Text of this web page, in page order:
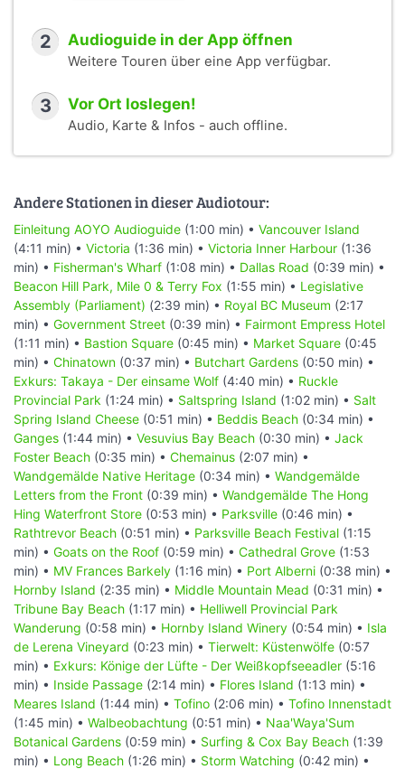
2 Audioguide in der App öffnen
Weitere Touren über eine App verfügbar.
3 Vor Ort loslegen!
Audio, Karte & Infos - auch offline.
Andere Stationen in dieser Audiotour:
Einleitung AOYO Audioguide (1:00 min) • Vancouver Island
(4:11 min) • Victoria (1:36 min) • Victoria Inner Harbour (1:36
min) • Fisherman's Wharf (1:08 min) • Dallas Road (0:39 min) •
Beacon Hill Park, Mile 0 & Terry Fox (1:55 min) • Legislative
Assembly (Parliament) (2:39 min) • Royal BC Museum (2:17
min) • Government Street (0:39 min) • Fairmont Empress Hotel
(1:11 min) • Bastion Square (0:45 min) • Market Square (0:45
min) • Chinatown (0:37 min) • Butchart Gardens (0:50 min) •
Exkurs: Takaya - Der einsame Wolf (4:40 min) • Ruckle
Provincial Park (1:24 min) • Saltspring Island (1:02 min) • Salt
Spring Island Cheese (0:51 min) • Beddis Beach (0:34 min) •
Ganges (1:44 min) • Vesuvius Bay Beach (0:30 min) • Jack
Foster Beach (0:35 min) • Chemainus (2:07 min) •
Wandgemälde Native Heritage (0:34 min) • Wandgemälde
Letters from the Front (0:39 min) • Wandgemälde The Hong
Hing Waterfront Store (0:53 min) • Parksville (0:46 min) •
Rathtrevor Beach (0:51 min) • Parksville Beach Festival (1:15
min) • Goats on the Roof (0:59 min) • Cathedral Grove (1:53
min) • MV Frances Barkely (1:16 min) • Port Alberni (0:38 min) •
Hornby Island (2:35 min) • Middle Mountain Mead (0:31 min) •
Tribune Bay Beach (1:17 min) • Helliwell Provincial Park
Wanderung (0:58 min) • Hornby Island Winery (0:54 min) • Isla
de Lerena Vineyard (0:23 min) • Tierwelt: Küstenwölfe (0:57
min) • Exkurs: Könige der Lüfte - Der Weißkopfseeadler (5:16
min) • Inside Passage (2:14 min) • Flores Island (1:13 min) •
Meares Island (1:44 min) • Tofino (2:06 min) • Tofino Innenstadt
(1:45 min) • Walbeobachtung (0:51 min) • Naa'Waya'Sum
Botanical Gardens (0:59 min) • Surfing & Cox Bay Beach (1:39
min) • Long Beach (1:26 min) • Storm Watching (0:42 min) •